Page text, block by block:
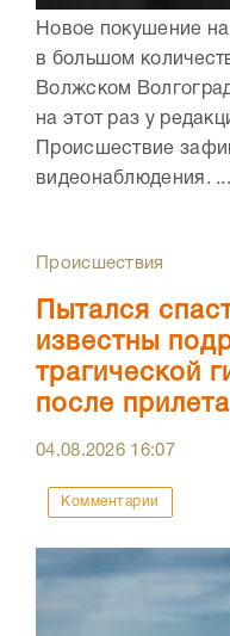
Новое покушение
в большом
Волжском
на этот раз у
Происшествие
видеонаблюдения. ...
Происшествия
Пытался
известны
трагической
после
04.08.2026 16:07
Комментарии